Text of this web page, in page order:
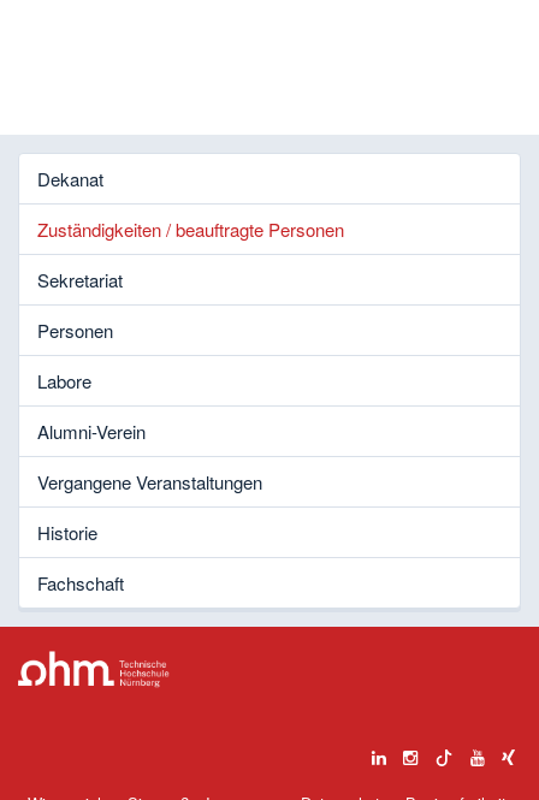
Dekanat
Zuständigkeiten / beauftragte Personen
Sekretariat
Personen
Labore
Alumni-Verein
Vergangene Veranstaltungen
Historie
Fachschaft